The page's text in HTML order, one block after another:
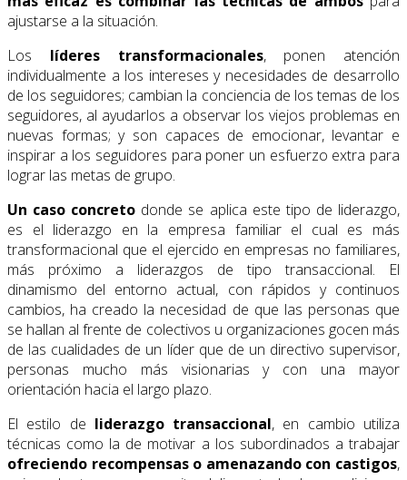
ajustarse a la situación.
Los líderes transformacionales, ponen atención
individualmente a los intereses y necesidades de desarrollo
de los seguidores; cambian la conciencia de los temas de los
seguidores, al ayudarlos a observar los viejos problemas en
nuevas formas; y son capaces de emocionar, levantar e
inspirar a los seguidores para poner un esfuerzo extra para
lograr las metas de grupo.
Un caso concreto donde se aplica este tipo de liderazgo,
es el liderazgo en la empresa familiar el cual es más
transformacional que el ejercido en empresas no familiares,
más próximo a liderazgos de tipo transaccional. El
dinamismo del entorno actual, con rápidos y continuos
cambios, ha creado la necesidad de que las personas que
se hallan al frente de colectivos u organizaciones gocen más
de las cualidades de un líder que de un directivo supervisor,
personas mucho más visionarias y con una mayor
orientación hacia el largo plazo.
El estilo de liderazgo transaccional, en cambio utiliza
técnicas como la de motivar a los subordinados a trabajar
ofreciendo recompensas o amenazando con castigos,